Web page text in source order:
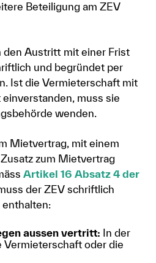
Beteiligung am ZEV
den Austritt mit einer Frist
und begründet per
Ist die Vermieterschaft mit
muss sie
wenden.
Mietvertrag, mit einem
zum Mietvertrag
Artikel 16 Absatz 4 der
der ZEV schriftlich
enthalten:
aussen vertritt: In der
Vermieterschaft oder die